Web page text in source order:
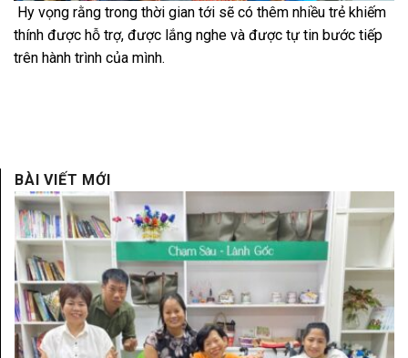
Hy vọng rằng trong thời gian tới sẽ có thêm nhiều trẻ khiếm
thính được hỗ trợ, được lắng nghe và được tự tin bước tiếp
trên hành trình của mình.
BÀI VIẾT MỚI